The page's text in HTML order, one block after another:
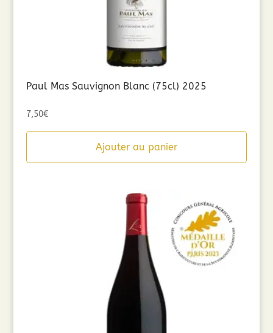
Paul Mas Sauvignon Blanc (75cl) 2025
7,50€
Ajouter au panier